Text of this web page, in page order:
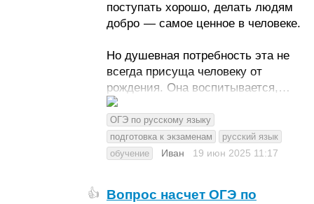
поступать хорошо, делать людям
добро — самое ценное в человеке.
Но душевная потребность эта не
всегда присуща человеку от
рождения. Она воспитывается,…
ОГЭ по русскому языку
подготовка к экзаменам
русский язык
обучение
Иван 19 июн 2025 11:17
👍
Вопрос насчет ОГЭ по